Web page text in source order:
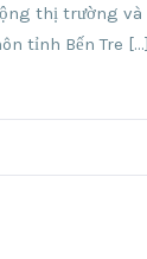
thị trường và
tỉnh Bến Tre […]